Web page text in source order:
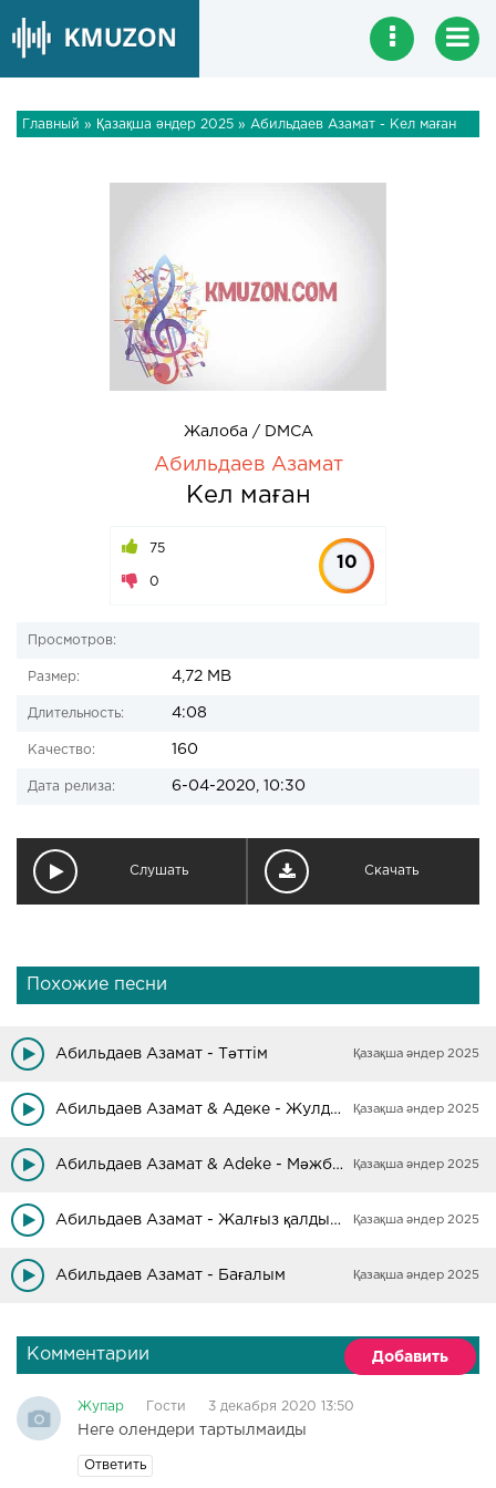
Главный » Қазақша әндер 2025 » Абильдаев Азамат - Кел маған
Жалоба / DMCA
Абильдаев Азамат
Кел маған
75
0
10
Просмотров:
Размер: 4,72 MB
Длительность: 4:08
Качество: 160
Дата релиза: 6-04-2020, 10:30
Слушать Скачать
Похожие песни
Абильдаев Азамат - Тәттім Қазақша әндер 2025
Абильдаев Азамат & Адеке - Жулдыздардан сурадым Қазақша әндер 2025
Абильдаев Азамат & Adeke - Мәжбүрмін Қазақша әндер 2025
Абильдаев Азамат - Жалғыз қалдырма Қазақша әндер 2025
Абильдаев Азамат - Бағалым Қазақша әндер 2025
Комментарии Добавить
Жупар Гости 3 декабря 2020 13:50
Неге олендери тартылмаиды
Ответить